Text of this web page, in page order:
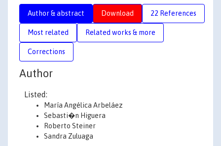
Author & abstract Download 22 References
Most related Related works & more
Corrections
Author
Listed:
María Angélica Arbeláez
Sebasti�n Higuera
Roberto Steiner
Sandra Zuluaga